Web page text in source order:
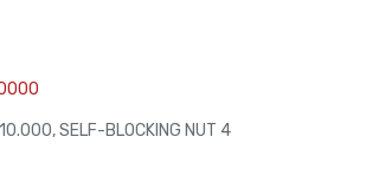
SELF-BLOCKING NUT 4